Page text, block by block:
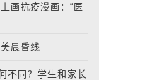
画抗疫漫画：“医
晨昏线
不同？学生和家长